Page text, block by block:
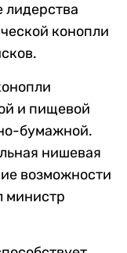
лидерства
конопли
и пищевой
бумажной.
нишевая
возможности
министр